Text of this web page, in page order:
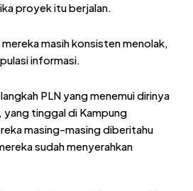
proyek itu berjalan.
masih konsisten menolak,
informasi.
PLN yang menemui dirinya
yang tinggal di Kampung
masing-masing diberitahu
sudah menyerahkan